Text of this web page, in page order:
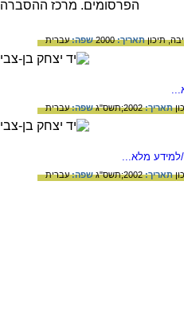
תיכוןתאריך:2000 שפה:עברית
תאריך:2002;תשס"ג שפה:עברית
/למידע מלא...
תאריך:2002;תשס"ג שפה:עברית